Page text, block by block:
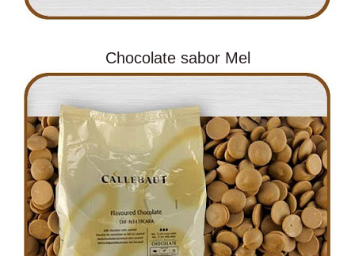
Chocolate sabor Mel